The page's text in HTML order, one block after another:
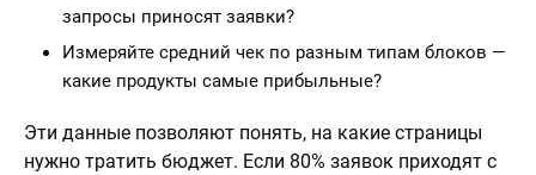
запросы приносят заявки?
Измеряйте средний чек по разным типам блоков —
какие продукты самые прибыльные?
Эти данные позволяют понять, на какие страницы
нужно тратить бюджет. Если 80% заявок приходят с